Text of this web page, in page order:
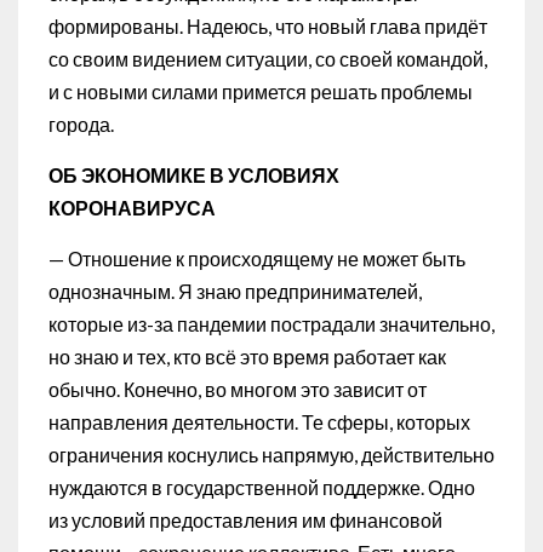
формированы. Надеюсь, что новый глава придёт
со своим видением ситуации, со своей командой,
и с новыми силами примется решать проблемы
города.
ОБ ЭКОНОМИКЕ В УСЛОВИЯХ
КОРОНАВИРУСА
— Отношение к происходящему не может быть
однозначным. Я знаю предпринимателей,
которые из-за пандемии пострадали значительно,
но знаю и тех, кто всё это время работает как
обычно. Конечно, во многом это зависит от
направления деятельности. Те сферы, которых
ограничения коснулись напрямую, действительно
нуждаются в государственной поддержке. Одно
из условий предоставления им финансовой